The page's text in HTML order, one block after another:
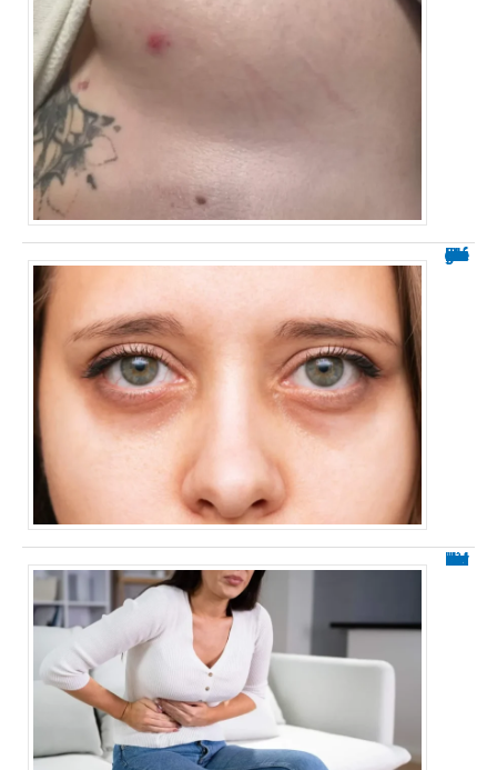
Prix de la chirurgie de la poche sous les yeux : infos clés
Les causes émotionnelles du diverticule